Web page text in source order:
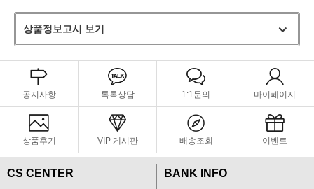
상품정보고시 보기
공지사항 톡톡상담 1:1문의 마이페이지
상품후기 VIP 게시판 배송조회 이벤트
CS CENTER
BANK INFO